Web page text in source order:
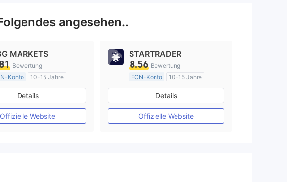
angesehen..
MARKETS
Bewertung
Konto
10-15 Jahre
Making (MM)
Volllizenz
Details
Offizielle Website
STARTRADER
8.56 Bewertung
ECN-Konto
10-15 Jahre
AustralienRegulierung
Market Making (MM)
MT4-Volllizenz
Details
Offizielle Website